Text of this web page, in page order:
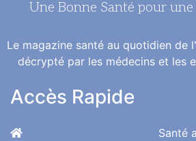
Une Bonne Santé pour
Le magazine santé au quotidien de
décrypté par les médecins et les
Accès Rapide
Santé